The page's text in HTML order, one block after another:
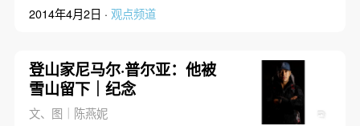
2014年4月2日 · 观点频道
登山家尼马尔·普尔亚：他被
雪山留下｜纪念
文、图｜陈燕妮